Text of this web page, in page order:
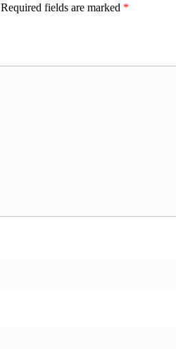
Required fields are marked *